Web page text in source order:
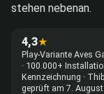
stehen nebenan.
4,3★
Play-Variante Aves
· 100.000+
Kennzeichnung ·
geprüft am 7.